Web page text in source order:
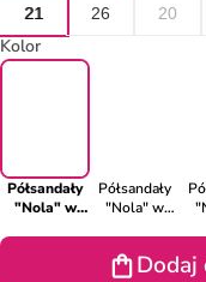
21
26 20
Kolor
Półsandały
"Nola" w
granatowym
Półsandały
"Nola" w
Dodaj